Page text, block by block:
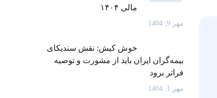
مالی ۱۴۰۴
مهر 9, 1404
خوش کیش: نقش سندیکای
بیمه‌گران ایران باید از مشورت و توصیه
فراتر برود
مهر 1, 1404